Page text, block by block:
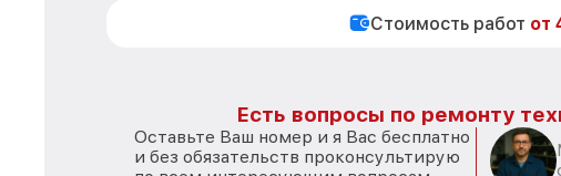
Стоимость работ от
Есть вопросы по ремонту
Оставьте Ваш номер и я Вас бесплатно
и без обязательств проконсультирую